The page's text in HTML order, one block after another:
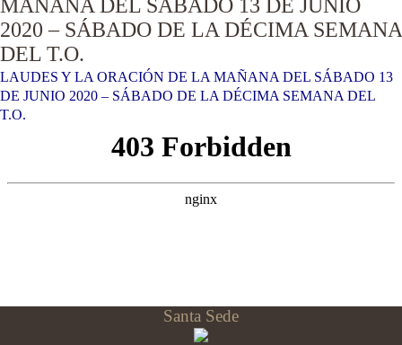
MAÑANA DEL SÁBADO 13 DE JUNIO
2020 – SÁBADO DE LA DÉCIMA SEMANA
DEL T.O.
LAUDES Y LA ORACIÓN DE LA MAÑANA DEL SÁBADO 13
DE JUNIO 2020 – SÁBADO DE LA DÉCIMA SEMANA DEL
T.O.
Santa Sede